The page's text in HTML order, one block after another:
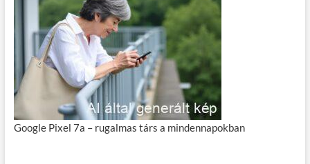
Google Pixel 7a – rugalmas társ a mindennapokban